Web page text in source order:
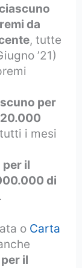
da
, tutte
’21)
per
i mesi
il
di
o Carta
il